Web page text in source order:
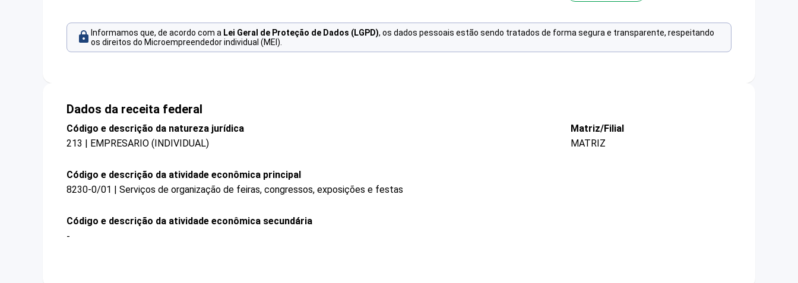
Informamos que, de acordo com a Lei Geral de Proteção de Dados (LGPD), os dados pessoais estão sendo tratados de forma segura e transparente, respeitando
os direitos do Microempreendedor individual (MEI).
Dados da receita federal
Código e descrição da natureza jurídica
213 | EMPRESARIO (INDIVIDUAL)
Matriz/Filial
MATRIZ
Código e descrição da atividade econômica principal
8230-0/01 | Serviços de organização de feiras, congressos, exposições e festas
Código e descrição da atividade econômica secundária
-